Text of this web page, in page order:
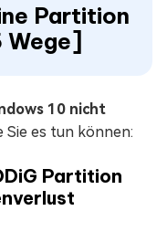
Partition
Wege]
10 nicht
Sie es tun können:
Partition